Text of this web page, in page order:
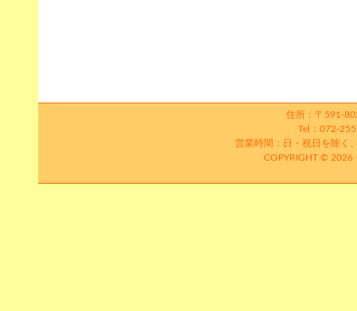
住所：〒591-
Tel：072-
営業時間：日・祝日を除く
COPYRIGHT © 2026